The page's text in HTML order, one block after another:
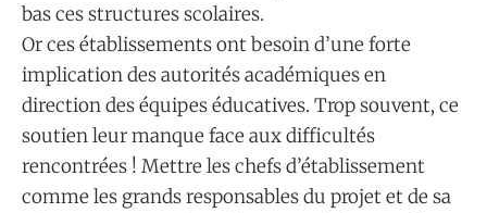
bas ces structures scolaires.
Or ces établissements ont besoin d’une forte
implication des autorités académiques en
direction des équipes éducatives. Trop souvent, ce
soutien leur manque face aux difficultés
rencontrées ! Mettre les chefs d’établissement
comme les grands responsables du projet et de sa